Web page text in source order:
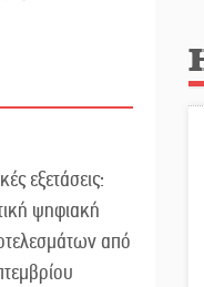
εξετάσεις:
ψηφιακή
από